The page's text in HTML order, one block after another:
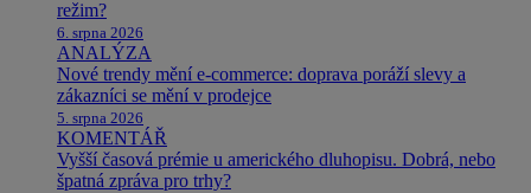
režim?
6. srpna 2026
ANALÝZA
Nové trendy mění e-commerce: doprava poráží slevy a
zákazníci se mění v prodejce
5. srpna 2026
KOMENTÁŘ
Vyšší časová prémie u amerického dluhopisu. Dobrá, nebo
špatná zpráva pro trhy?